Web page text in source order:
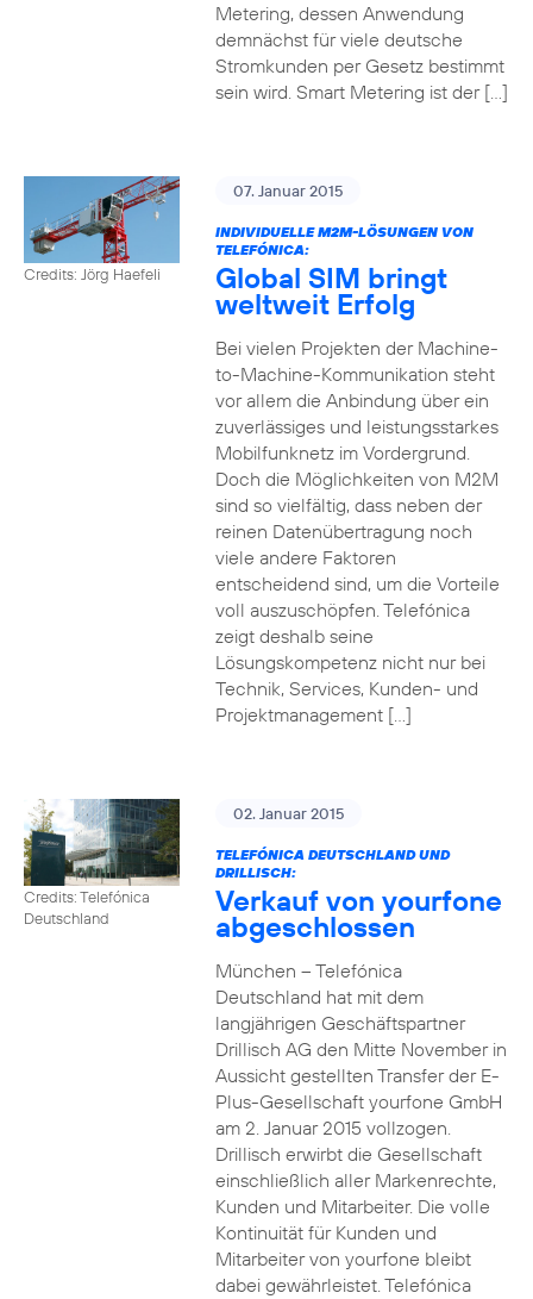
Metering, dessen Anwendung
demnächst für viele deutsche
Stromkunden per Gesetz bestimmt
sein wird. Smart Metering ist der […]
Credits: Jörg Haefeli
07. Januar 2015
INDIVIDUELLE M2M-LÖSUNGEN VON
TELEFÓNICA:
Global SIM bringt
weltweit Erfolg
Bei vielen Projekten der Machine-
to-Machine-Kommunikation steht
vor allem die Anbindung über ein
zuverlässiges und leistungsstarkes
Mobilfunknetz im Vordergrund.
Doch die Möglichkeiten von M2M
sind so vielfältig, dass neben der
reinen Datenübertragung noch
viele andere Faktoren
entscheidend sind, um die Vorteile
voll auszuschöpfen. Telefónica
zeigt deshalb seine
Lösungskompetenz nicht nur bei
Technik, Services, Kunden- und
Projektmanagement […]
Credits: Telefónica
Deutschland
02. Januar 2015
TELEFÓNICA DEUTSCHLAND UND
DRILLISCH:
Verkauf von yourfone
abgeschlossen
München – Telefónica
Deutschland hat mit dem
langjährigen Geschäftspartner
Drillisch AG den Mitte November in
Aussicht gestellten Transfer der E-
Plus-Gesellschaft yourfone GmbH
am 2. Januar 2015 vollzogen.
Drillisch erwirbt die Gesellschaft
einschließlich aller Markenrechte,
Kunden und Mitarbeiter. Die volle
Kontinuität für Kunden und
Mitarbeiter von yourfone bleibt
dabei gewährleistet. Telefónica